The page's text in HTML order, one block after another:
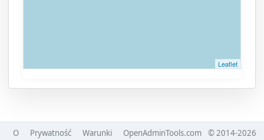
Leaflet
O Prywatność Warunki OpenAdminTools.com © 2014-2026